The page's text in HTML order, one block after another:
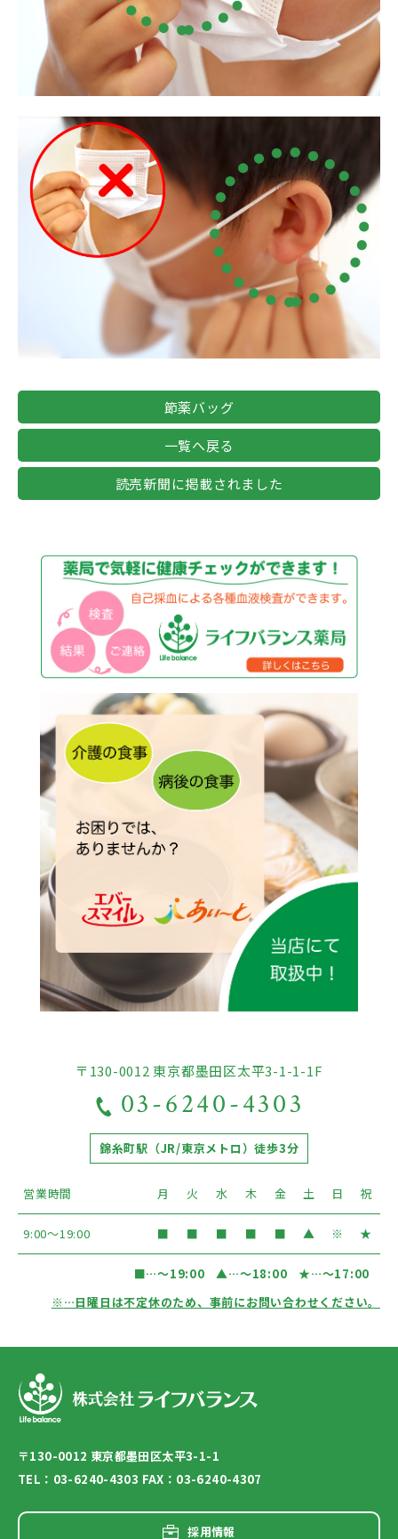
節薬バッグ
一覧へ戻る
読売新聞に掲載されました
〒130-0012 東京都墨田区太平3-1-1-1F
03-6240-4303
錦糸町駅（JR/東京メトロ）徒歩3分
営業時間 月 火 水 木 金 土 日 祝
9:00〜19:00 ■ ■ ■ ■ ■ ▲ ※ ★
■…〜19:00 ▲…〜18:00 ★…〜17:00
※ …日曜日は不定休のため、事前にお問い合わせください。
〒130-0012 東京都墨田区太平3-1-1
TEL：03-6240-4303 FAX：03-6240-4307
採用情報